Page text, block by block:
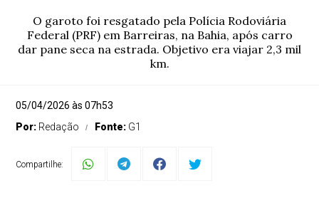
O garoto foi resgatado pela Polícia Rodoviária
Federal (PRF) em Barreiras, na Bahia, após carro
dar pane seca na estrada. Objetivo era viajar 2,3 mil
km.
05/04/2026 às 07h53
Por: Redação Fonte: G1
Compartilhe: